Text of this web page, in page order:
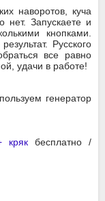
наворотов, куча
нет. Запускаете и
кнопками.
Русского
все равно
удачи в работе!
генератор
крякбесплатно /